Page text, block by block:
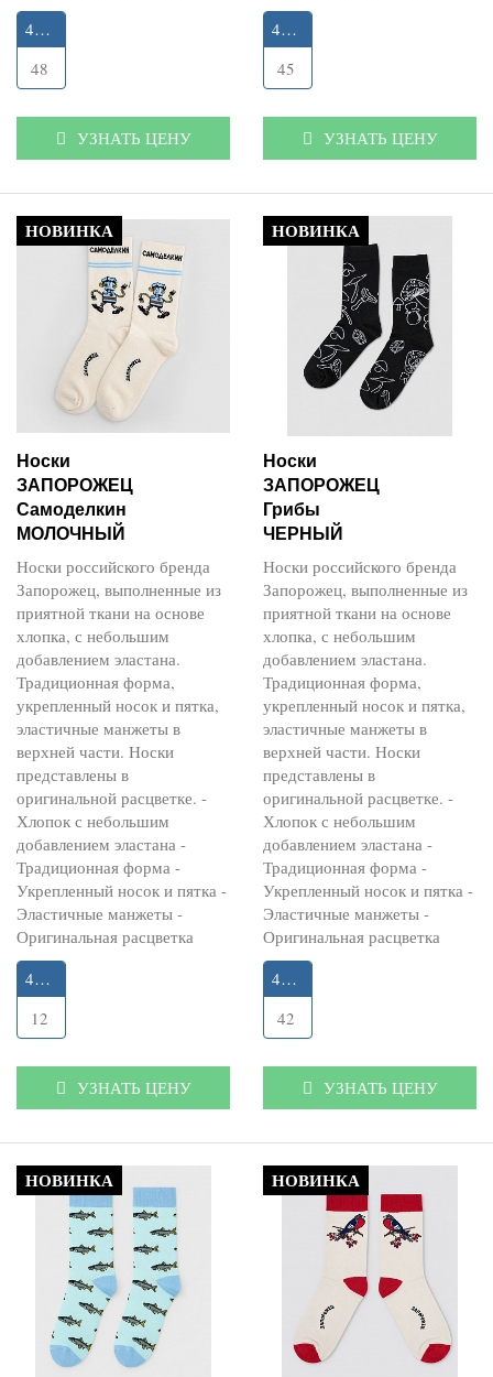
41-45
48
УЗНАТЬ ЦЕНУ
41-45
45
УЗНАТЬ ЦЕНУ
НОВИНКА
Носки
ЗАПОРОЖЕЦ
Самоделкин
МОЛОЧНЫЙ
Носки российского бренда
Запорожец, выполненные из
приятной ткани на основе
хлопка, с небольшим
добавлением эластана.
Традиционная форма,
укрепленный носок и пятка,
эластичные манжеты в
верхней части. Носки
представлены в
оригинальной расцветке. -
Хлопок с небольшим
добавлением эластана -
Традиционная форма -
Укрепленный носок и пятка -
Эластичные манжеты -
Оригинальная расцветка
41-45
12
УЗНАТЬ ЦЕНУ
НОВИНКА
Носки
ЗАПОРОЖЕЦ
Грибы
ЧЕРНЫЙ
Носки российского бренда
Запорожец, выполненные из
приятной ткани на основе
хлопка, с небольшим
добавлением эластана.
Традиционная форма,
укрепленный носок и пятка,
эластичные манжеты в
верхней части. Носки
представлены в
оригинальной расцветке. -
Хлопок с небольшим
добавлением эластана -
Традиционная форма -
Укрепленный носок и пятка -
Эластичные манжеты -
Оригинальная расцветка
41-45
42
УЗНАТЬ ЦЕНУ
НОВИНКА НОВИНКА